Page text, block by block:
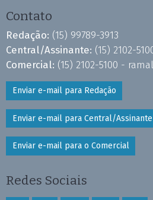
Contato
Redação: (15) 99789-3913
Central/Assinante: (15) 2102-
Comercial: (15) 2102-5100 -
Enviar e-mail para Redação
Enviar e-mail para Central/Assinante
Enviar e-mail para o Comercial
Redes Sociais